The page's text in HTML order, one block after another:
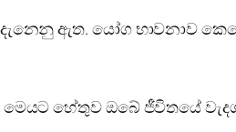
ඇත. යෝග භාවනාව
හේතුව ඔබේ ජීවිතයේ